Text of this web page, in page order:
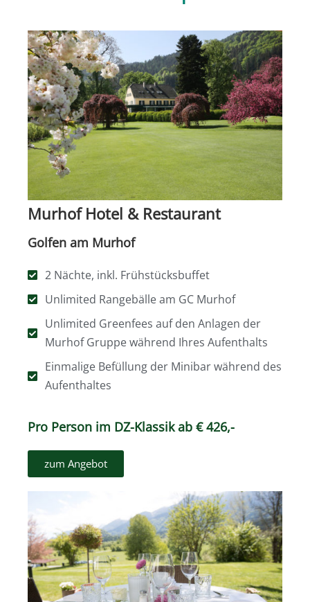
Murhof Hotel & Restaurant
Golfen am Murhof
2 Nächte, inkl. Frühstücksbuffet
Unlimited Rangebälle am GC Murhof
Unlimited Greenfees auf den Anlagen der
Murhof Gruppe während Ihres Aufenthalts
Einmalige Befüllung der Minibar während des
Aufenthaltes
Pro Person im DZ-Klassik ab € 426,-
zum Angebot